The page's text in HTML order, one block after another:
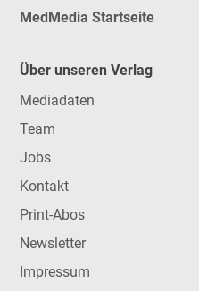
MedMedia Startseite
Über unseren Verlag
Mediadaten
Team
Jobs
Kontakt
Print-Abos
Newsletter
Impressum